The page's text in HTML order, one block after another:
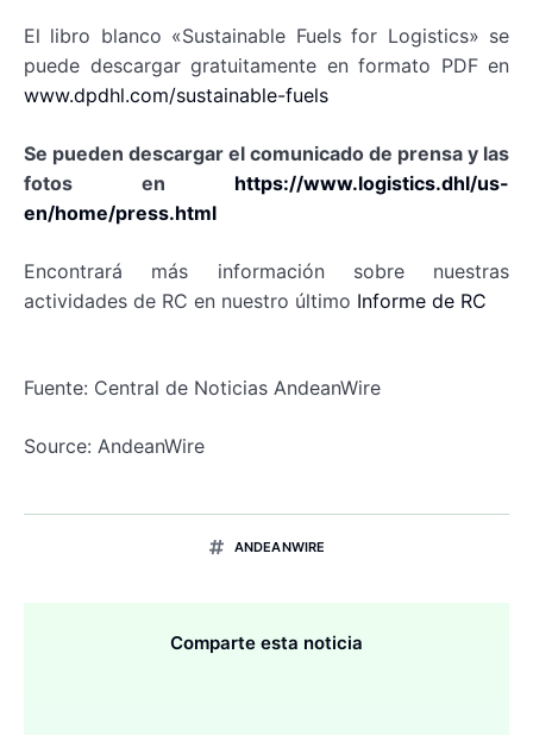
El libro blanco «Sustainable Fuels for Logistics» se
puede descargar gratuitamente en formato PDF en
www.dpdhl.com/sustainable-fuels
Se pueden descargar el comunicado de prensa y las
fotos en https://www.logistics.dhl/us-
en/home/press.html
Encontrará más información sobre nuestras
actividades de RC en nuestro último Informe de RC
Fuente: Central de Noticias AndeanWire
Source: AndeanWire
ANDEANWIRE
Comparte esta noticia